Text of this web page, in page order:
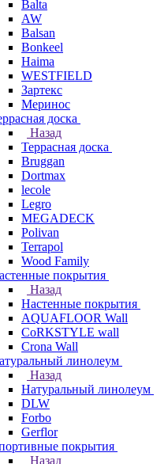
Balta
AW
Balsan
Bonkeel
Haima
WESTFIELD
Зартекс
Меринос
доска
Назад
Террасная доска
Bruggan
Dortmax
lecole
Legro
MEGADECK
Polivan
Terrapol
Wood Family
покрытия
Назад
Настенные покрытия
AQUAFLOOR Wall
CoRKSTYLE wall
Crona Wall
линолеум
Назад
Натуральный линолеум
DLW
Forbo
Gerflor
покрытия
Назад